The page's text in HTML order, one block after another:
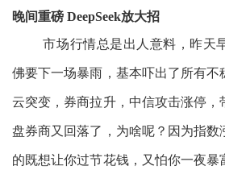
晚间重磅 DeepSeek放大招
市场行情总是出人意料，昨天
佛要下一场暴雨，基本吓出了所有不
云突变，券商拉升，中信攻击涨停，
盘券商又回落了，为啥呢？因为指数
的既想让你过节花钱，又怕你一夜